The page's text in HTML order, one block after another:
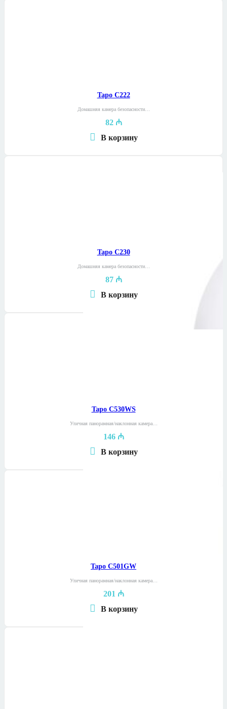
Tapo C222
Домашняя камера безопасности…
82 ₼
В корзину
Tapo C230
Домашняя камера безопасности…
87 ₼
В корзину
Tapo C530WS
Уличная панорамная/наклонная камера…
146 ₼
В корзину
Tapo C501GW
Уличная панорамная/наклонная камера…
201 ₼
В корзину